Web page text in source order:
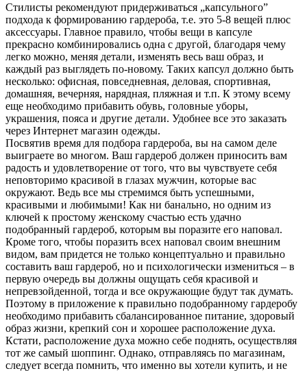
Стилисты рекомендуют придерживаться „капсульного”
подхода к формированию гардероба, т.е. это 5-8 вещей плюс
аксессуары. Главное правило, чтобы вещи в капсуле
прекрасно комбинировались одна с другой, благодаря чему
легко можно, меняя детали, изменять весь ваш образ, и
каждый раз выглядеть по-новому. Таких капсул должно быть
несколько: офисная, повседневная, деловая, спортивная,
домашняя, вечерняя, нарядная, пляжная и т.п. К этому всему
еще необходимо прибавить обувь, головные уборы,
украшения, пояса и другие детали. Удобнее все это заказать
через Интернет магазин одежды.
Посвятив время для подбора гардероба, вы на самом деле
выиграете во многом. Ваш гардероб должен приносить вам
радость и удовлетворение от того, что вы чувствуете себя
неповторимо красивой в глазах мужчин, которые вас
окружают. Ведь все мы стремимся быть успешными,
красивыми и любимыми! Как ни банально, но одним из
ключей к простому женскому счастью есть удачно
подобранный гардероб, которым вы поразите его наповал.
Кроме того, чтобы поразить всех наповал своим внешним
видом, вам придется не только концептуально и правильно
составить ваш гардероб, но и психологически измениться – в
первую очередь вы должны ощущать себя красивой и
непревзойденной, тогда и все окружающие будут так думать.
Поэтому в приложение к правильно подобранному гардеробу
необходимо прибавить сбалансированное питание, здоровый
образ жизни, крепкий сон и хорошее расположение духа.
Кстати, расположение духа можно себе поднять, осуществляя
тот же самый шоппинг. Однако, отправляясь по магазинам,
следует всегда помнить, что именно вы хотели купить, и не